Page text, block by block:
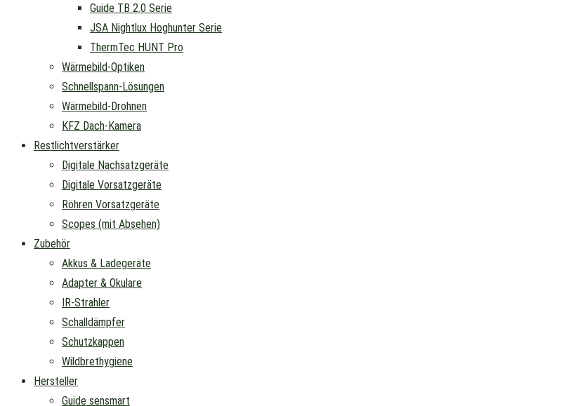
Guide TB 2.0 Serie
JSA Nightlux Hoghunter Serie
ThermTec HUNT Pro
Wärmebild-Optiken
Schnellspann-Lösungen
Wärmebild-Drohnen
KFZ Dach-Kamera
Restlichtverstärker
Digitale Nachsatzgeräte
Digitale Vorsatzgeräte
Röhren Vorsatzgeräte
Scopes (mit Absehen)
Zubehör
Akkus & Ladegeräte
Adapter & Okulare
IR-Strahler
Schalldämpfer
Schutzkappen
Wildbrethygiene
Hersteller
Guide sensmart